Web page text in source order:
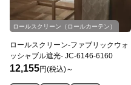
JCオリジナル
ロールスクリーン（ロールカーテン）
ロールスクリーン-ファブリックウォ
ッシャブル遮光- JC-6146-6160
12,155円(税込)～